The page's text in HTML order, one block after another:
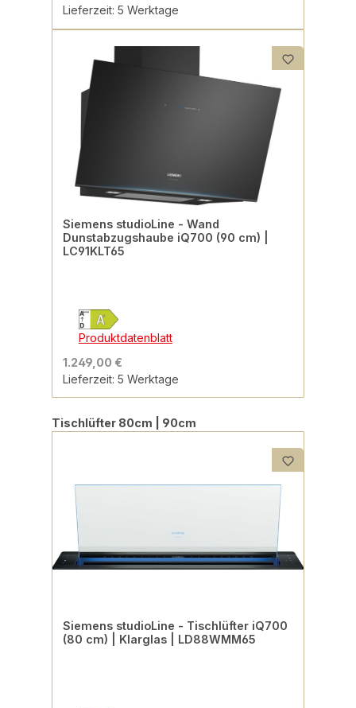
Lieferzeit: 5 Werktage
Siemens studioLine - Wand
Dunstabzugshaube iQ700 (90 cm) |
LC91KLT65
Produktdatenblatt
1.249,00 €
Lieferzeit: 5 Werktage
Produktgalerie überspringen
Tischlüfter 80cm | 90cm
Siemens studioLine - Tischlüfter iQ700
(80 cm) | Klarglas | LD88WMM65